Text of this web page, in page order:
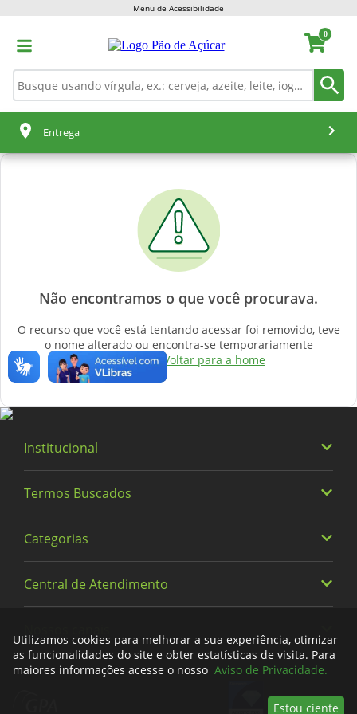
Menu de Acessibilidade
0
Entrega
Não encontramos o que você procurava.
O recurso que você está tentando acessar foi removido, teve
o nome alterado ou encontra-se temporariamente
indisponível. Voltar para a home
Institucional
Quem somos
Termos Buscados
Heineken
Fraldas
Categorias
Alimentos
Limpeza
Descartáveis
Central de Atendimento
Meus Pedidos
facebookinstagram
tiktokwhatsapp
youtube
x
Utilizamos cookies para melhorar a sua experiência, otimizar
as funcionalidades do site e obter estatísticas de visita. Para
maiores informações acesse o nosso Aviso de Privacidade.
Estou ciente